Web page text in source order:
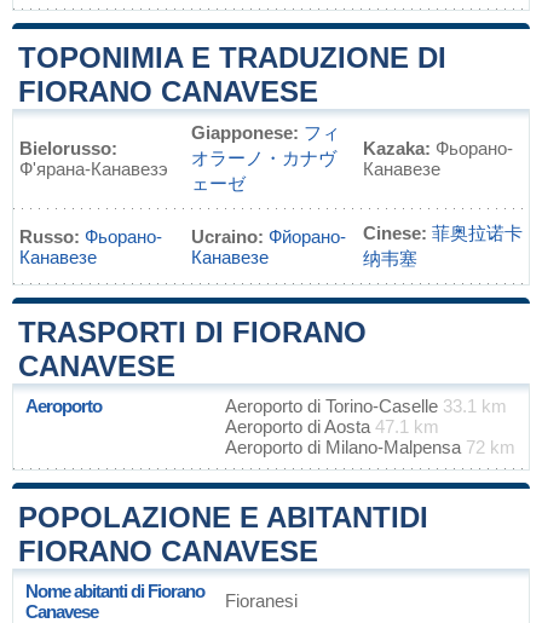
TOPONIMIA E TRADUZIONE DI
FIORANO CANAVESE
Bielorusso:
Ф'ярана-Канавезэ
Giapponese: フィ
オラーノ・カナヴ
ェーゼ
Kazaka: Фьорано-
Канавезе
Russo: Фьорано-
Канавезе
Ucraino: Фйорано-
Канавезе
Cinese: 菲奥拉诺卡
纳韦塞
TRASPORTI DI FIORANO
CANAVESE
Aeroporto Aeroporto di Torino-Caselle 33.1 km
Aeroporto di Aosta 47.1 km
Aeroporto di Milano-Malpensa 72 km
POPOLAZIONE E ABITANTIDI
FIORANO CANAVESE
Nome abitanti di Fiorano
Canavese
Fioranesi